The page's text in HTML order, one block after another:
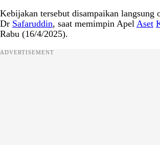
Kebijakan tersebut disampaikan langsung
Dr Safaruddin, saat memimpin Apel Aset
Rabu (16/4/2025).
ADVERTISEMENT